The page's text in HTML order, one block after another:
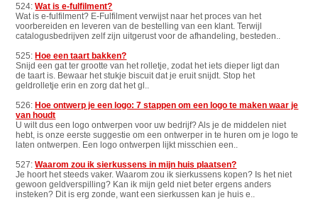
524:Wat is e-fulfilment?
Wat is e-fulfilment? E-Fulfilment verwijst naar het proces van het
voorbereiden en leveren van de bestelling van een klant. Terwijl
catalogusbedrijven zelf zijn uitgerust voor de afhandeling, besteden..
525:Hoe een taart bakken?
Snijd een gat ter grootte van het rolletje, zodat het iets dieper ligt dan
de taart is. Bewaar het stukje biscuit dat je eruit snijdt. Stop het
geldrolletje erin en zorg dat het gl..
526:Hoe ontwerp je een logo: 7 stappen om een logo te maken waar je
van houdt
U wilt dus een logo ontwerpen voor uw bedrijf? Als je de middelen niet
hebt, is onze eerste suggestie om een ontwerper in te huren om je logo te
laten ontwerpen. Een logo ontwerpen lijkt misschien een..
527:Waarom zou ik sierkussens in mijn huis plaatsen?
Je hoort het steeds vaker. Waarom zou ik sierkussens kopen? Is het niet
gewoon geldverspilling? Kan ik mijn geld niet beter ergens anders
insteken? Dit is erg zonde, want een sierkussen kan je huis e..